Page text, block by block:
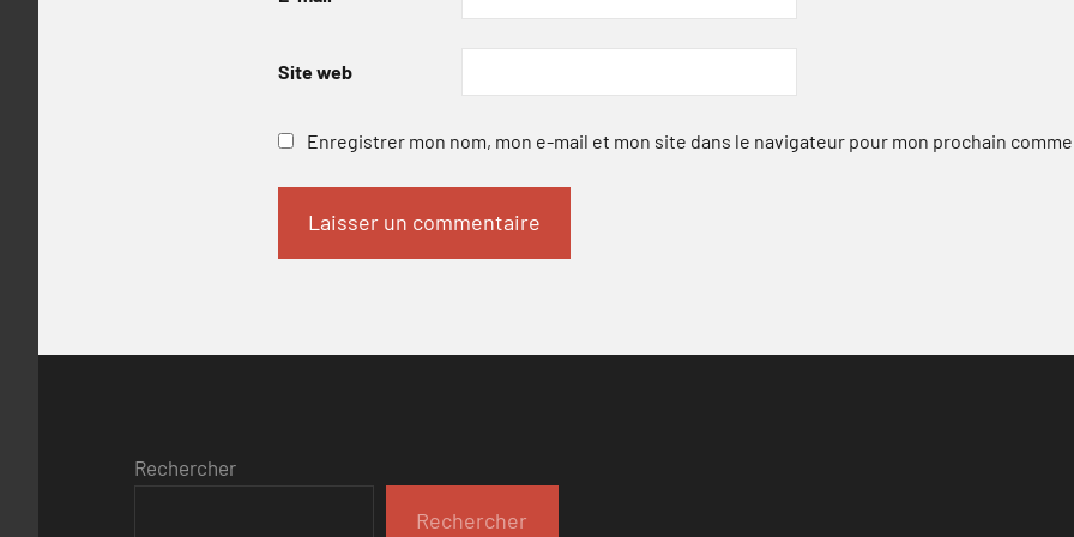
Site web
Enregistrer mon nom, mon e-mail et mon site dans le navigateur pour mon prochain
Rechercher
Rechercher